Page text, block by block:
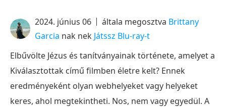
2024. június 06 általa megosztva Brittany
Garcia nak nek Játssz Blu-ray-t
Elbűvölte Jézus és tanítványainak története, amelyet a
Kiválasztottak című filmben életre kelt? Ennek
eredményeként olyan webhelyeket vagy helyeket
keres, ahol megtekintheti. Nos, nem vagy egyedül. A